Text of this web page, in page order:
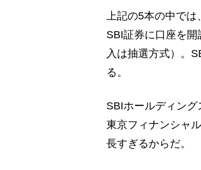
上記の5本の中で
SBI証券に口座を
入は抽選方式）。
る。
SBIホールディン
東京フィナンシャ
長すぎるからだ。